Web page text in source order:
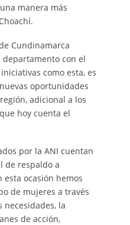
manera más
Cundinamarca
con el
como esta, es
oportunidades
adicional a los
hoy cuenta el
por la ANI cuentan
de respaldo a
ocasión hemos
de mujeres a través
necesidades, la
de acción,